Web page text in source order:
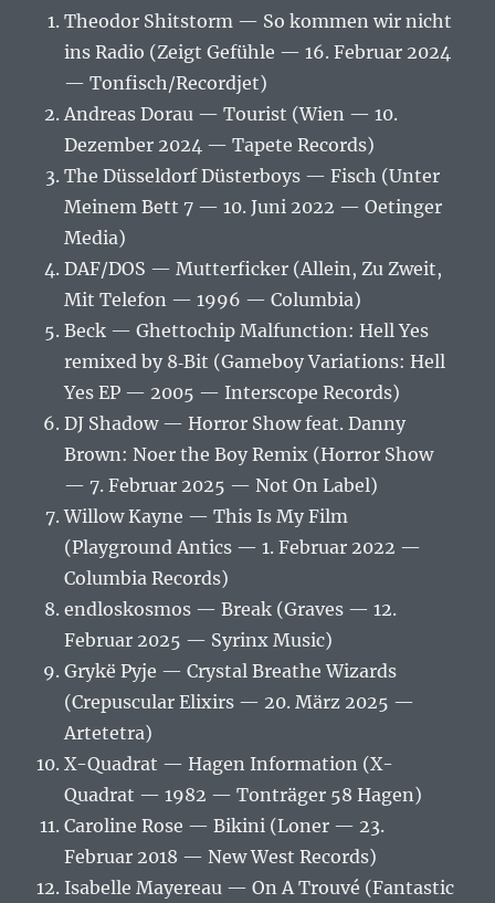
Theodor Shitstorm — So kommen wir nicht
ins Radio (Zeigt Gefühle — 16. Februar 2024
— Tonfisch/Recordjet)
Andreas Dorau — Tourist (Wien — 10.
Dezember 2024 — Tapete Records)
The Düsseldorf Düsterboys — Fisch (Unter
Meinem Bett 7 — 10. Juni 2022 — Oetinger
Media)
DAF/DOS — Mutterficker (Allein, Zu Zweit,
Mit Telefon — 1996 — Columbia)
Beck — Ghettochip Malfunction: Hell Yes
remixed by 8‐Bit (Gameboy Variations: Hell
Yes EP — 2005 — Interscope Records)
DJ Shadow — Horror Show feat. Danny
Brown: Noer the Boy Remix (Horror Show
— 7. Februar 2025 — Not On Label)
Willow Kayne — This Is My Film
(Playground Antics — 1. Februar 2022 —
Columbia Records)
endloskosmos — Break (Graves — 12.
Februar 2025 — Syrinx Music)
Grykë Pyje — Crystal Breathe Wizards
(Crepuscular Elixirs — 20. März 2025 —
Artetetra)
X-Quadrat — Hagen Information (X-
Quadrat — 1982 — Tonträger 58 Hagen)
Caroline Rose — Bikini (Loner — 23.
Februar 2018 — New West Records)
Isabelle Mayereau — On A Trouvé (Fantastic